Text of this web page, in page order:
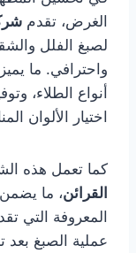
الغرض، تقدم
لصبغ الفلل
واحترافي. ما
أنواع الطلاء،
اختيار الألوان
كما تعمل هذه
القرائن، ما
المعروفة التي
عملية الصبغ